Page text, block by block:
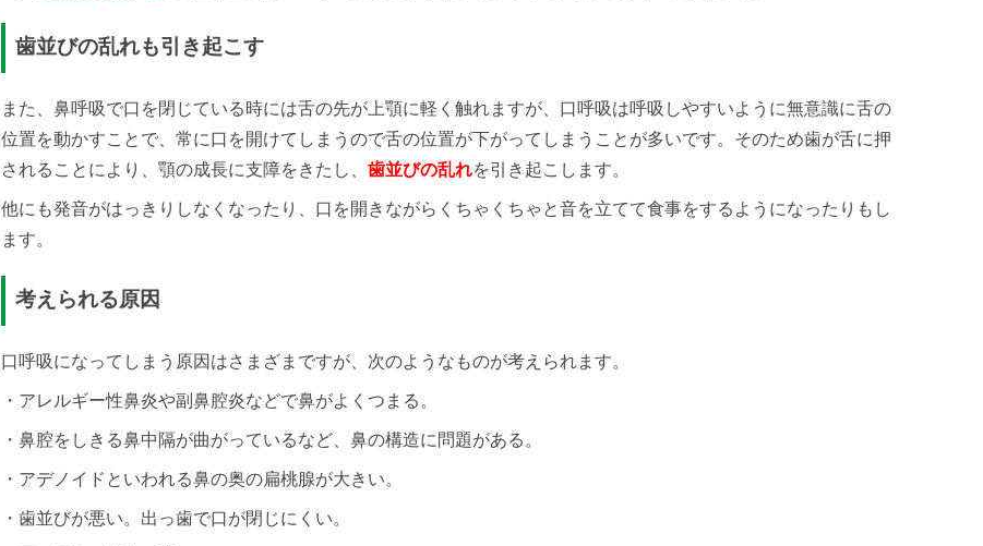
歯並びの乱れも引き起こす
また、鼻呼吸で口を閉じている時には舌の先が上顎に軽く触れますが、口呼吸は呼吸しやすいように無意識に舌の
位置を動かすことで、常に口を開けてしまうので舌の位置が下がってしまうことが多いです。そのため歯が舌に押
されることにより、顎の成長に支障をきたし、 歯並びの乱れを引き起こします。
他にも発音がはっきりしなくなったり、口を開きながらくちゃくちゃと音を立てて食事をするようになったりもし
ます。
考えられる原因
口呼吸になってしまう原因はさまざまですが、次のようなものが考えられます。
・アレルギー性鼻炎や副鼻腔炎などで鼻がよくつまる。
・鼻腔をしきる鼻中隔が曲がっているなど、鼻の構造に問題がある。
・アデノイドといわれる鼻の奥の扁桃腺が大きい。
・歯並びが悪い。出っ歯で口が閉じにくい。